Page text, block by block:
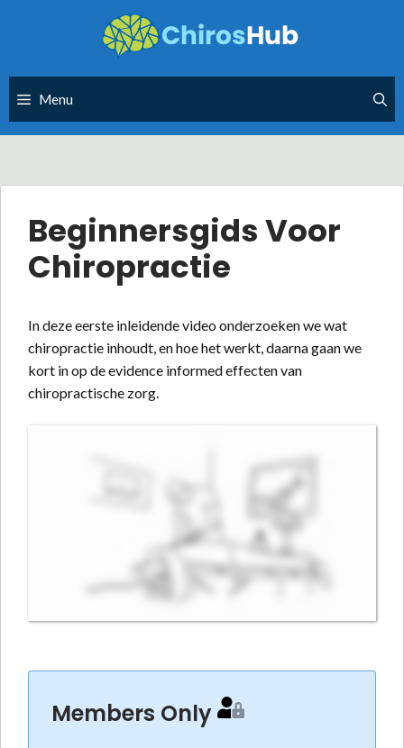
Menu
Beginnersgids Voor
Chiropractie
In deze eerste inleidende video onderzoeken we wat
chiropractie inhoudt, en hoe het werkt, daarna gaan we
kort in op de evidence informed effecten van
chiropractische zorg.
Members Only